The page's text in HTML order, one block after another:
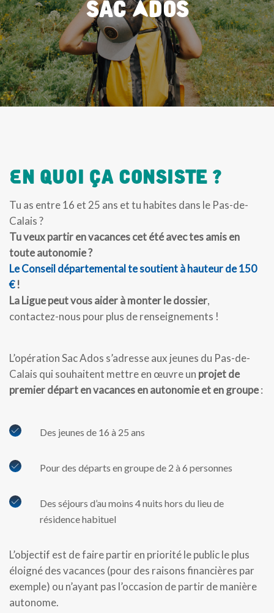
Sac Ados
En Quoi Ça Consiste ?
Tu as entre 16 et 25 ans et tu habites dans le Pas-de-
Calais ?
Tu veux partir en vacances cet été avec tes amis en
toute autonomie ?
Le Conseil départemental te soutient à hauteur de 150
€!
La Ligue peut vous aider à monter le dossier,
contactez-nous pour plus de renseignements !
L’opération Sac Ados s’adresse aux jeunes du Pas-de-
Calais qui souhaitent mettre en œuvre un projet de
premier départ en vacances en autonomie et en groupe:
Des jeunes de 16 à 25 ans
Pour des départs en groupe de 2 à 6 personnes
Des séjours d’au moins 4 nuits hors du lieu de
résidence habituel
L’objectif est de faire partir en priorité le public le plus
éloigné des vacances (pour des raisons financières par
exemple) ou n’ayant pas l’occasion de partir de manière
autonome.